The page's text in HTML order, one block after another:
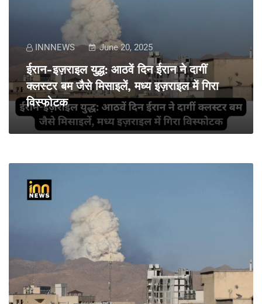
INNNEWS June 20, 2025
ईरान-इज़राइल युद्ध: आठवें दिन ईरान ने दागीं
क्लस्टर बम जैसे मिसाइलें, मध्य इज़राइल में गिरा
विस्फोटक